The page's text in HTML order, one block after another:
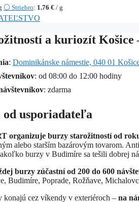
⚪ Striebro: 1.76 € / g
a kuriozít Košice
: Dominikánske námestie, 040 01
: od 08:00 do 12:00 hodiny
: zdarma
usporiadateľa
organizuje burzy starožitností od
alebo starším bazárovým tovarom.
burzy v Budimíre sa tešili dobrej
burzy zúčastní od 200 do 600
Budimíre, Poprade, Rožňave,
konajú cez víkendy v exteriéroch – na